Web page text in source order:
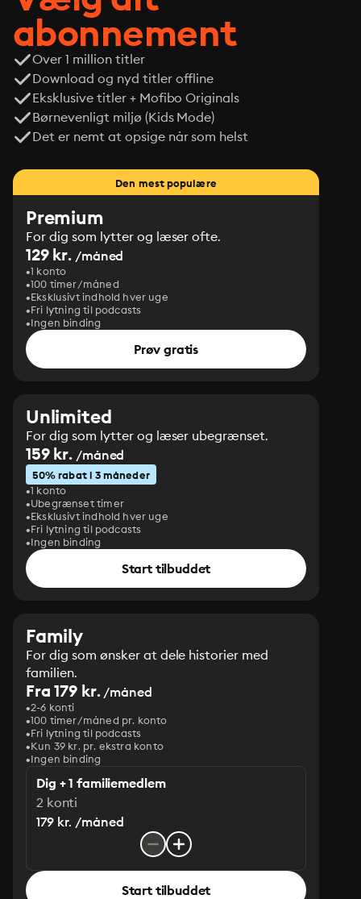
abonnement
Over 1 million titler
Download og nyd titler offline
Eksklusive titler + Mofibo Originals
Børnevenligt miljø (Kids Mode)
Det er nemt at opsige når som helst
Den mest populære
Premium
For dig som lytter og læser ofte.
129 kr. /måned
1 konto
100 timer/måned
Eksklusivt indhold hver uge
Fri lytning til podcasts
Ingen binding
Prøv gratis
Unlimited
For dig som lytter og læser ubegrænset.
159 kr. /måned
50% rabat i 3 måneder
1 konto
Ubegrænset timer
Eksklusivt indhold hver uge
Fri lytning til podcasts
Ingen binding
Start tilbuddet
Family
For dig som ønsker at dele historier med
familien.
Fra 179 kr./måned
2-6 konti
100 timer/måned pr. konto
Fri lytning til podcasts
Kun 39 kr. pr. ekstra konto
Ingen binding
Dig + 1 familiemedlem
2 konti
179 kr. /måned
Start tilbuddet